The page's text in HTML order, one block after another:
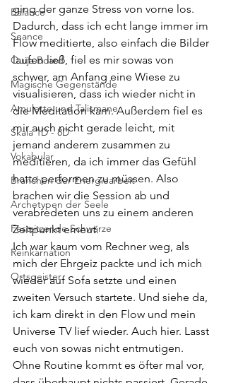
Balance
Seance
Ouija Board
Magische Gegenstände
Amulette und Talismane
Skala 1D - 8D
Vokabular
Branchen der Energiearbeit
Archetypen der Seele
Festsitzende Schwärze
Reinkarnation
Ortsgeister
ging der ganze Stress von vorne los.
Dadurch, dass ich echt lange immer im
Flow meditierte, also einfach die Bilder
laufen ließ, fiel es mir sowas von
schwer, am Anfang eine Wiese zu
visualisieren, dass ich wieder nicht in
die Meditation kam. Außerdem fiel es
mir auch nicht gerade leicht, mit
jemand anderem zusammen zu
meditieren, da ich immer das Gefühl
hatte performen zu müssen. Also
brachen wir die Session ab und
verabredeten uns zu einem anderen
Zeitpunkt erneut.
Ich war kaum vom Rechner weg, als
mich der Ehrgeiz packte und ich mich
wieder auf Sofa setzte und einen
zweiten Versuch startete. Und siehe da,
ich kam direkt in den Flow und mein
Universe TV lief wieder. Auch hier. Lasst
euch von sowas nicht entmutigen.
Ohne Routine kommt es öfter mal vor,